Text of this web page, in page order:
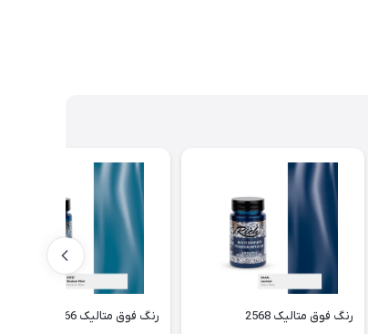
رنگ فوق متالیک 2568 رنگ فوق متالیک 2566